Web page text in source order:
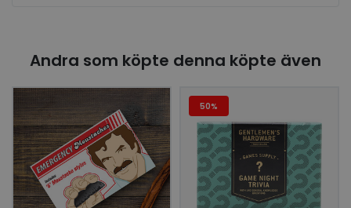
Andra som köpte denna köpte även
50%